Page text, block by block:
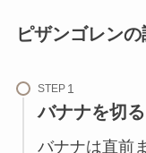
ピザンゴレン
STEP
バナナを切る
バナナは直前